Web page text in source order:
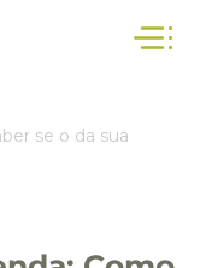
se o da sua